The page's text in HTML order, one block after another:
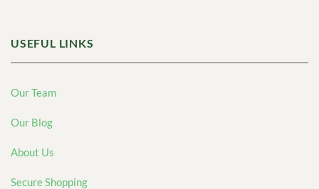
USEFUL LINKS
Our Team
Our Blog
About Us
Secure Shopping